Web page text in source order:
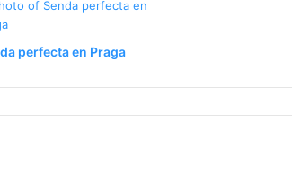
perfecta en Praga